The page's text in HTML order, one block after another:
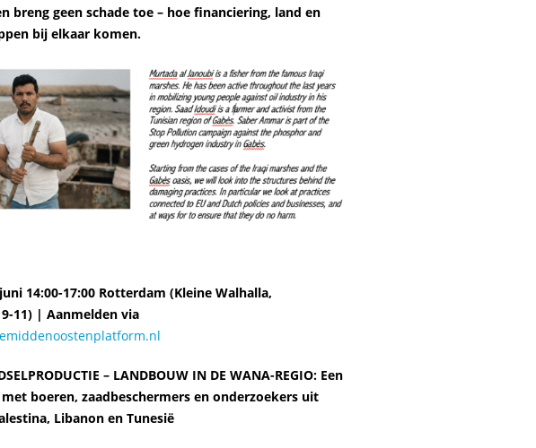
breng geen schade toe – hoe financiering, land en
bij elkaar komen.
14:00-17:00 Rotterdam (Kleine Walhalla,
11) | Aanmelden via
– LANDBOUW IN DE WANA-REGIO: Een
boeren, zaadbeschermers en onderzoekers uit
Libanon en Tunesië